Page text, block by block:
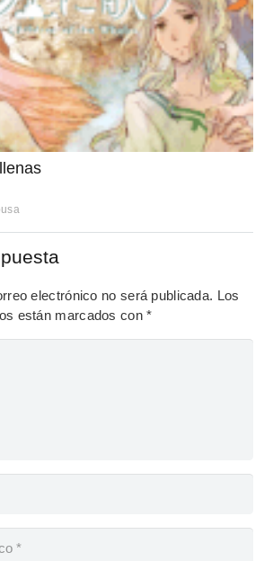
electrónico no será publicada. Los
están marcados con*